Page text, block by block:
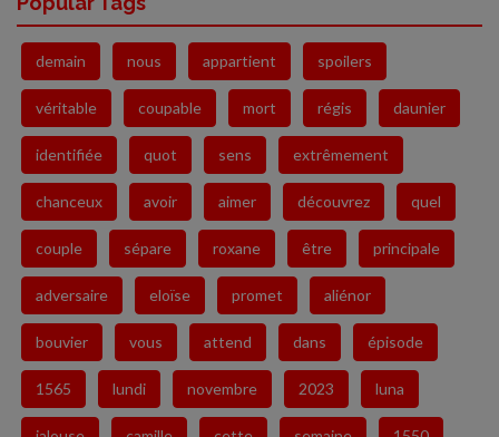
demain nous appartient spoilers
véritable coupable mort régis daunier
identifiée quot sens extrêmement
chanceux avoir aimer découvrez quel
couple sépare roxane être principale
adversaire eloïse promet aliénor
bouvier vous attend dans épisode
1565 lundi novembre 2023 luna